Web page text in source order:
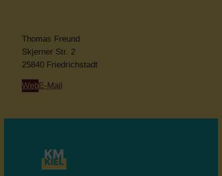
Thomas Freund
Skjerner Str. 2
25840 Friedrichstadt
WebE-Mail